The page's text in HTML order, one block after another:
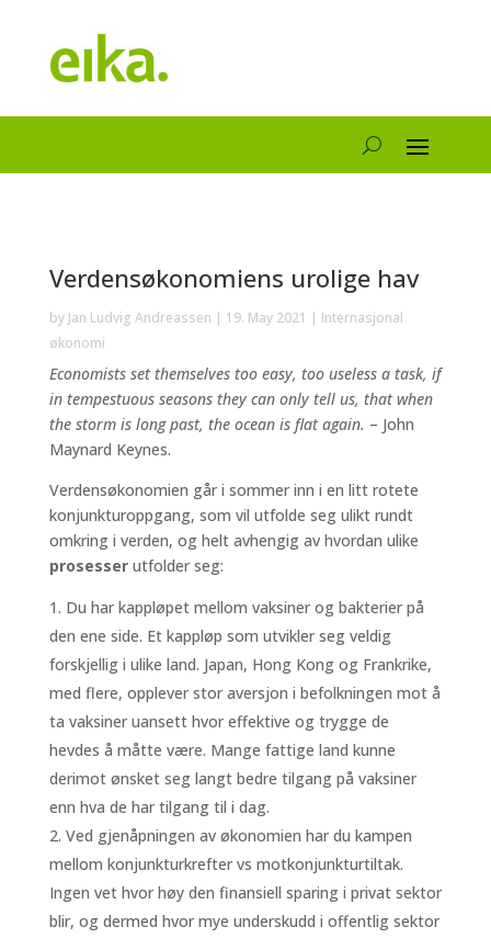
Verdensøkonomiens urolige hav
by Jan Ludvig Andreassen | 19. May 2021 | Internasjonal
økonomi
Economists set themselves too easy, too useless a task, if
in tempestuous seasons they can only tell us, that when
the storm is long past, the ocean is flat again. – John
Maynard Keynes.
Verdensøkonomien går i sommer inn i en litt rotete
konjunkturoppgang, som vil utfolde seg ulikt rundt
omkring i verden, og helt avhengig av hvordan ulike
prosesser utfolder seg:
Du har kappløpet mellom vaksiner og bakterier på
den ene side. Et kappløp som utvikler seg veldig
forskjellig i ulike land. Japan, Hong Kong og Frankrike,
med flere, opplever stor aversjon i befolkningen mot å
ta vaksiner uansett hvor effektive og trygge de
hevdes å måtte være. Mange fattige land kunne
derimot ønsket seg langt bedre tilgang på vaksiner
enn hva de har tilgang til i dag.
Ved gjenåpningen av økonomien har du kampen
mellom konjunkturkrefter vs motkonjunkturtiltak.
Ingen vet hvor høy den finansiell sparing i privat sektor
blir, og dermed hvor mye underskudd i offentlig sektor